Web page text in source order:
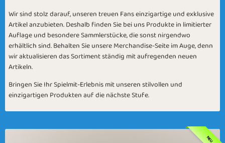
Wir sind stolz darauf, unseren treuen Fans einzigartige und exklusive
Artikel anzubieten. Deshalb finden Sie bei uns Produkte in limitierter
Auflage und besondere Sammlerstücke, die sonst nirgendwo
erhältlich sind. Behalten Sie unsere Merchandise-Seite im Auge, denn
wir aktualisieren das Sortiment ständig mit aufregenden neuen
Artikeln.
Bringen Sie Ihr Spielmit-Erlebnis mit unseren stilvollen und
einzigartigen Produkten auf die nächste Stufe.
NEU